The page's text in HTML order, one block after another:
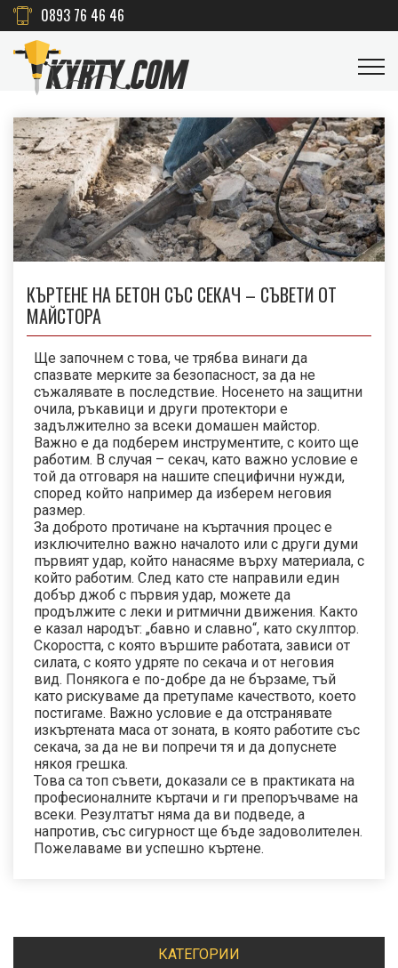
0893 76 46 46
КАТЕГОРИИ
КЪРТЕНЕ НА БЕТОН СЪС СЕКАЧ – СЪВЕТИ ОТ
МАЙСТОРА
Ще започнем с това, че трябва винаги да
спазвате мерките за безопасност, за да не
съжалявате в последствие. Носенето на защитни
очила, ръкавици и други протектори е
задължително за всеки домашен майстор.
Важно е да подберем инструментите, с които ще
работим. В случая – секач, като важно условие е
той да отговаря на нашите специфични нужди,
според който например да изберем неговия
размер.
За доброто протичане на къртачния процес е
изключително важно началото или с други думи
първият удар, който нанасяме върху материала, с
който работим. След като сте направили един
добър джоб с първия удар, можете да
продължите с леки и ритмични движения. Както
е казал народът: „бавно и славно“, като скулптор.
Скоростта, с която вършите работата, зависи от
силата, с която удряте по секача и от неговия
вид. Понякога е по-добре да не бързаме, тъй
като рискуваме да претупаме качеството, което
постигаме. Важно условие е да отстранявате
изкъртената маса от зоната, в която работите със
секача, за да не ви попречи тя и да допуснете
някоя грешка.
Това са топ съвети, доказали се в практиката на
професионалните къртачи и ги препоръчваме на
всеки. Резултатът няма да ви подведе, а
напротив, със сигурност ще бъде задоволителен.
Пожелаваме ви успешно къртене.